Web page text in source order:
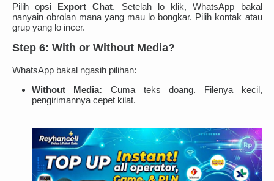
Pilih opsi Export Chat. Setelah lo klik, WhatsApp bakal
nanyain obrolan mana yang mau lo bongkar. Pilih kontak atau
grup yang lo incer.
Step 6: With or Without Media?
WhatsApp bakal ngasih pilihan:
Without Media: Cuma teks doang. Filenya kecil,
pengirimannya cepet kilat.